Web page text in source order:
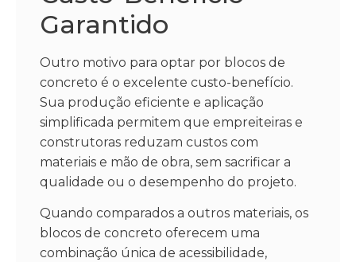
Garantido
Outro motivo para optar por blocos de
concreto é o excelente custo-benefício.
Sua produção eficiente e aplicação
simplificada permitem que empreiteiras e
construtoras reduzam custos com
materiais e mão de obra, sem sacrificar a
qualidade ou o desempenho do projeto.
Quando comparados a outros materiais, os
blocos de concreto oferecem uma
combinação única de acessibilidade,